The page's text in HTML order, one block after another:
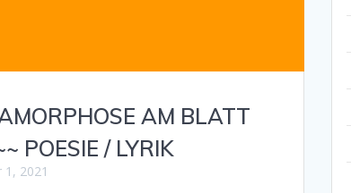
AM BLATT
POESIE / LYRIK
1, 2021